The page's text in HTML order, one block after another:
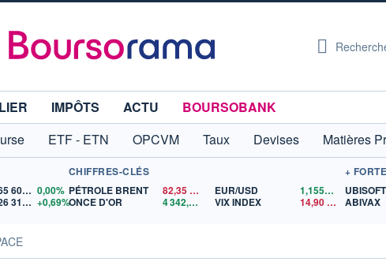
IMPÔTS ACTU
BOURSOBANK
ETF - ETN OPCVM Taux Devises Matières
65 606,71 0,00%
26 319,45 +0,69%
CHIFFRES-CLÉS
PÉTROLE BRENT
82,35$US
ONCE D'OR
4 342,26 $US
EUR/USD 1,1559$US
VIX INDEX
14,90
+
UBISOFT
ABIVAX